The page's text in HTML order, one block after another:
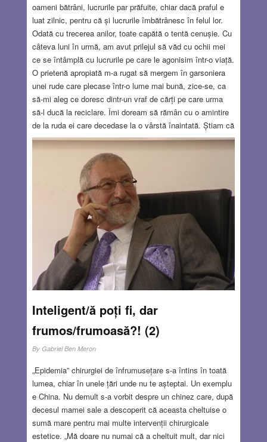
oameni bătrâni, lucrurile par prăfuite, chiar dacă praful e
luat zilnic, pentru că și lucrurile îmbătrânesc în felul lor.
Odată cu trecerea anilor, toate capătă o tentă cenușie. Cu
câteva luni în urmă, am avut prilejul să văd cu ochii mei
ce se întâmplă cu lucrurile pe care le agonisim într-o viață.
O prietenă apropiată m-a rugat să mergem în garsoniera
unei rude care plecase într-o lume mai bună, zice-se, ca
să-mi aleg ce doresc dintr-un vraf de cărți pe care urma
să-l ducă la reciclare. Îmi doream să rămân cu o amintire
de la ruda ei care decedase la o vârstă înaintată. Știam că
va fi dureros să văd acel spațiu unde mai fusesem cu
diferite ocazii, când posesoarea cărților era încă în viață.
Deci, am acceptat invitația cu multă emoție. Mi-am ales
câteva cărți după gustul meu și m-am bucurat să văd că
un nepot al doamnei dispărute făcea același lucru. Bucuria
lui era vizibilă că-i rămân amintiri de la mătușa sa. M-am
asigurat că nu dorea nimic din cărțile alese de mine.
Desigur, ca nepot avea dreptul să aleagă primul. În acea
împrejurare am văzut concret ce se întâmplă cu lucrurile
personale când nu mai suntem prezenți să hotărâm noi
înșine pentru ele. Sunt aruncate
Read more…
Inteligent/ă poți fi, dar
frumos/frumoasă?! (2)
By Gabriel Ben Meron
„Epidemia” chirurgiei de înfrumusețare s-a întins în toată
lumea, chiar în unele țări unde nu te așteptai. Un exemplu
e China. Nu demult s-a vorbit despre un chinez care, după
decesul mamei sale a descoperit că aceasta cheltuise o
sumă mare pentru mai multe intervenții chirurgicale
estetice. „Mă doare nu numai că a cheltuit mult, dar nici